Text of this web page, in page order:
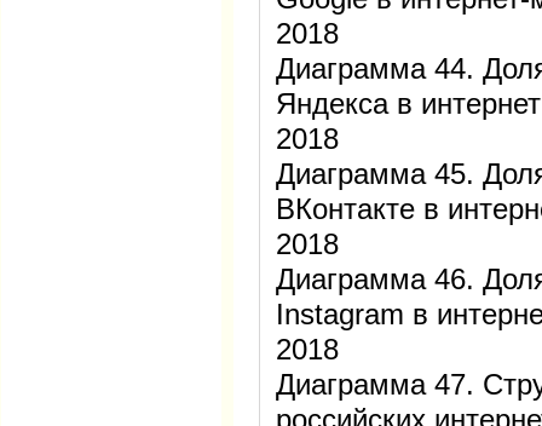
2018
Диаграмма 44.
Яндекса в
2018
Диаграмма 45.
ВКонтакте в
2018
Диаграмма 46.
Instagram в
2018
Диаграмма 47.
российских